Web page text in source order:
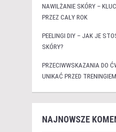
NAWILŻANIE SKÓRY –
PRZEZ CAŁY ROK
PEELINGI DIY – JAK JE
SKÓRY?
PRZECIWWSKAZANIA DO
UNIKAĆ PRZED
NAJNOWSZE